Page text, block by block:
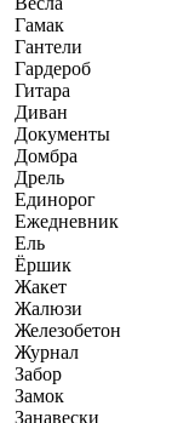
Гамак
Гантели
Гардероб
Гитара
Диван
Документы
Домбра
Дрель
Единорог
Ежедневник
Ель
Ёршик
Жакет
Жалюзи
Железобетон
Журнал
Забор
Замок
Занавески